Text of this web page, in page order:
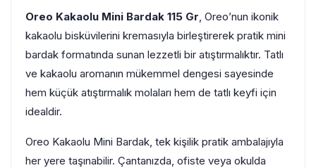
Oreo Kakaolu Mini Bardak 115 Gr, Oreo’nun ikonik
kakaolu bisküvilerini kremasıyla birleştirerek pratik mini
bardak formatında sunan lezzetli bir atıştırmalıktır. Tatlı
ve kakaolu aromanın mükemmel dengesi sayesinde
hem küçük atıştırmalık molaları hem de tatlı keyfi için
idealdir.
Oreo Kakaolu Mini Bardak, tek kişilik pratik ambalajıyla
her yere taşınabilir. Çantanızda, ofiste veya okulda